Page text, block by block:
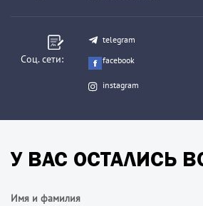
Соц. сети:
telegram
facebook
instagram
У ВАС ОСТАЛИСЬ
Имя и фамилия